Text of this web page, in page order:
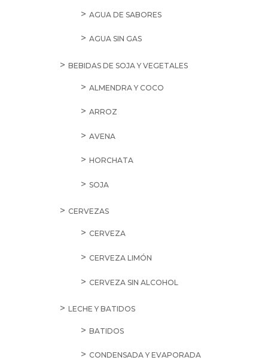
AGUA DE SABORES
AGUA SIN GAS
BEBIDAS DE SOJA Y VEGETALES
ALMENDRA Y COCO
ARROZ
AVENA
HORCHATA
SOJA
CERVEZAS
CERVEZA
CERVEZA LIMÓN
CERVEZA SIN ALCOHOL
LECHE Y BATIDOS
BATIDOS
CONDENSADA Y EVAPORADA